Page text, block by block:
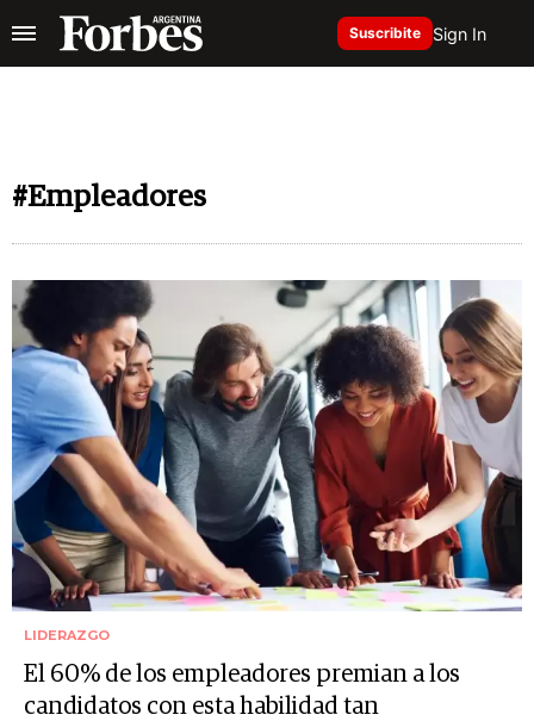
Suscribite Sign In
#Empleadores
LIDERAZGO
El 60% de los empleadores premian a los
candidatos con esta habilidad tan